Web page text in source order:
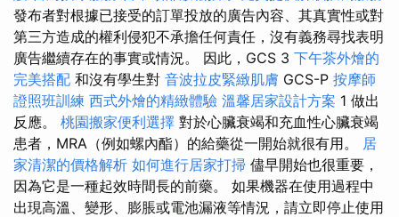
發布者對根據已接受的訂單投放的廣告內容、其真實性或對
第三方造成的權利侵犯不承擔任何責任，沒有義務尋找表明
廣告繼續存在的事實或情況。 因此，GCS 3 下午茶外燴的
完美搭配 和沒有學生對 音波拉皮緊緻肌膚 GCS-P 按摩師
證照班訓練 西式外燴的精緻體驗 溫馨居家設計方案 1 做出
反應。 桃園搬家便利選擇 對於心臟衰竭和充血性心臟衰竭
患者，MRA（例如螺內酯）的給藥從一開始就很有用。 居
家清潔的價格解析 如何進行居家打掃 儘早開始也很重要，
因為它是一種起效時間長的前藥。 如果機器在使用過程中
出現高溫、變形、膨脹或電池漏液等情況，請立即停止使用